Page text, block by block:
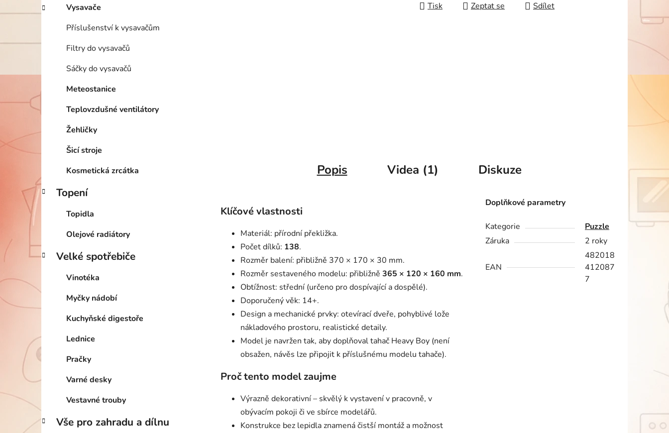
Vysavače
Příslušenství k vysavačům
Filtry do vysavačů
Sáčky do vysavačů
Meteostanice
Teplovzdušné ventilátory
Žehličky
Šicí stroje
Kosmetická zrcátka
Topení
Topidla
Olejové radiátory
Velké spotřebiče
Vinotéka
Myčky nádobí
Kuchyňské digestoře
Lednice
Pračky
Varné desky
Vestavné trouby
Vše pro zahradu a dílnu
Tisk Zeptat se Sdílet
Popis Videa (1) Diskuze
Klíčové vlastnosti
Materiál: přírodní překližka.
Počet dílků: 138.
Rozměr balení: přibližně 370 × 170 × 30 mm.
Rozměr sestaveného modelu: přibližně 365 × 120 × 160 mm.
Obtížnost: střední (určeno pro dospívající a dospělé).
Doporučený věk: 14+.
Design a mechanické prvky: otevírací dveře, pohyblivé lože
nákladového prostoru, realistické detaily.
Model je navržen tak, aby doplňoval tahač Heavy Boy (není
obsažen, návěs lze připojit k příslušnému modelu tahače).
Proč tento model zaujme
Výrazně dekorativní – skvělý k vystavení v pracovně, v
obývacím pokoji či ve sbírce modelářů.
Konstrukce bez lepidla znamená čistší montáž a možnost
Doplňkové parametry
Kategorie
Puzzle
Záruka
2 roky
EAN
482018
412087
7